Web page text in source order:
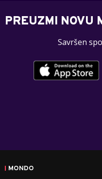
PREUZMI NOVU
Savršen
MONDO